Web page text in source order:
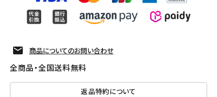
商品についてのお問い合わせ
全商品・全国送料無料
返品特約について